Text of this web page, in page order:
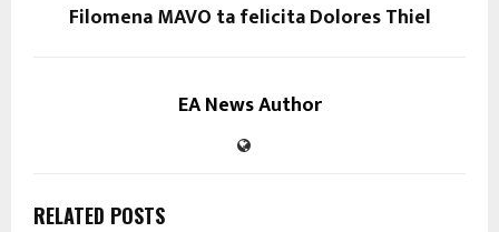
Filomena MAVO ta felicita Dolores Thiel
EA News Author
RELATED POSTS